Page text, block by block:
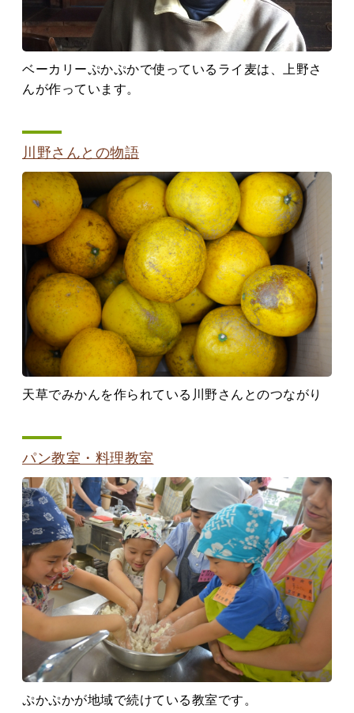
ベーカリーぷかぷかで使っているライ麦は、上野さ
んが作っています。
川野さんとの物語
天草でみかんを作られている川野さんとのつながり
パン教室・料理教室
ぷかぷかが地域で続けている教室です。